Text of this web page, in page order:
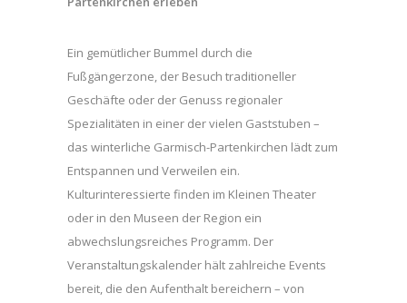
Ein gemütlicher Bummel durch die
Fußgängerzone, der Besuch traditioneller
Geschäfte oder der Genuss regionaler
Spezialitäten in einer der vielen Gaststuben –
das winterliche Garmisch-Partenkirchen lädt zum
Entspannen und Verweilen ein.
Kulturinteressierte finden im Kleinen Theater
oder in den Museen der Region ein
abwechslungsreiches Programm. Der
Veranstaltungskalender hält zahlreiche Events
bereit, die den Aufenthalt bereichern – von